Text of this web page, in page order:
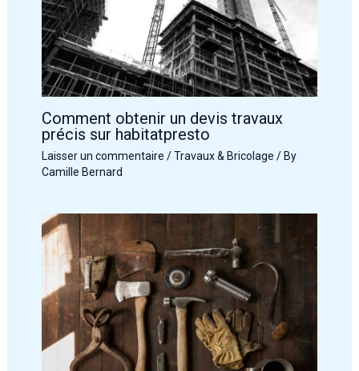
Comment obtenir un devis travaux
précis sur habitatpresto
Laisser un commentaire /Travaux & Bricolage / By
Camille Bernard